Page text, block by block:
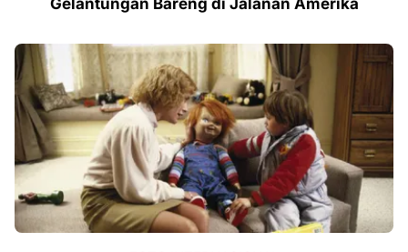
Gelantungan Bareng di Jalanan Amerika